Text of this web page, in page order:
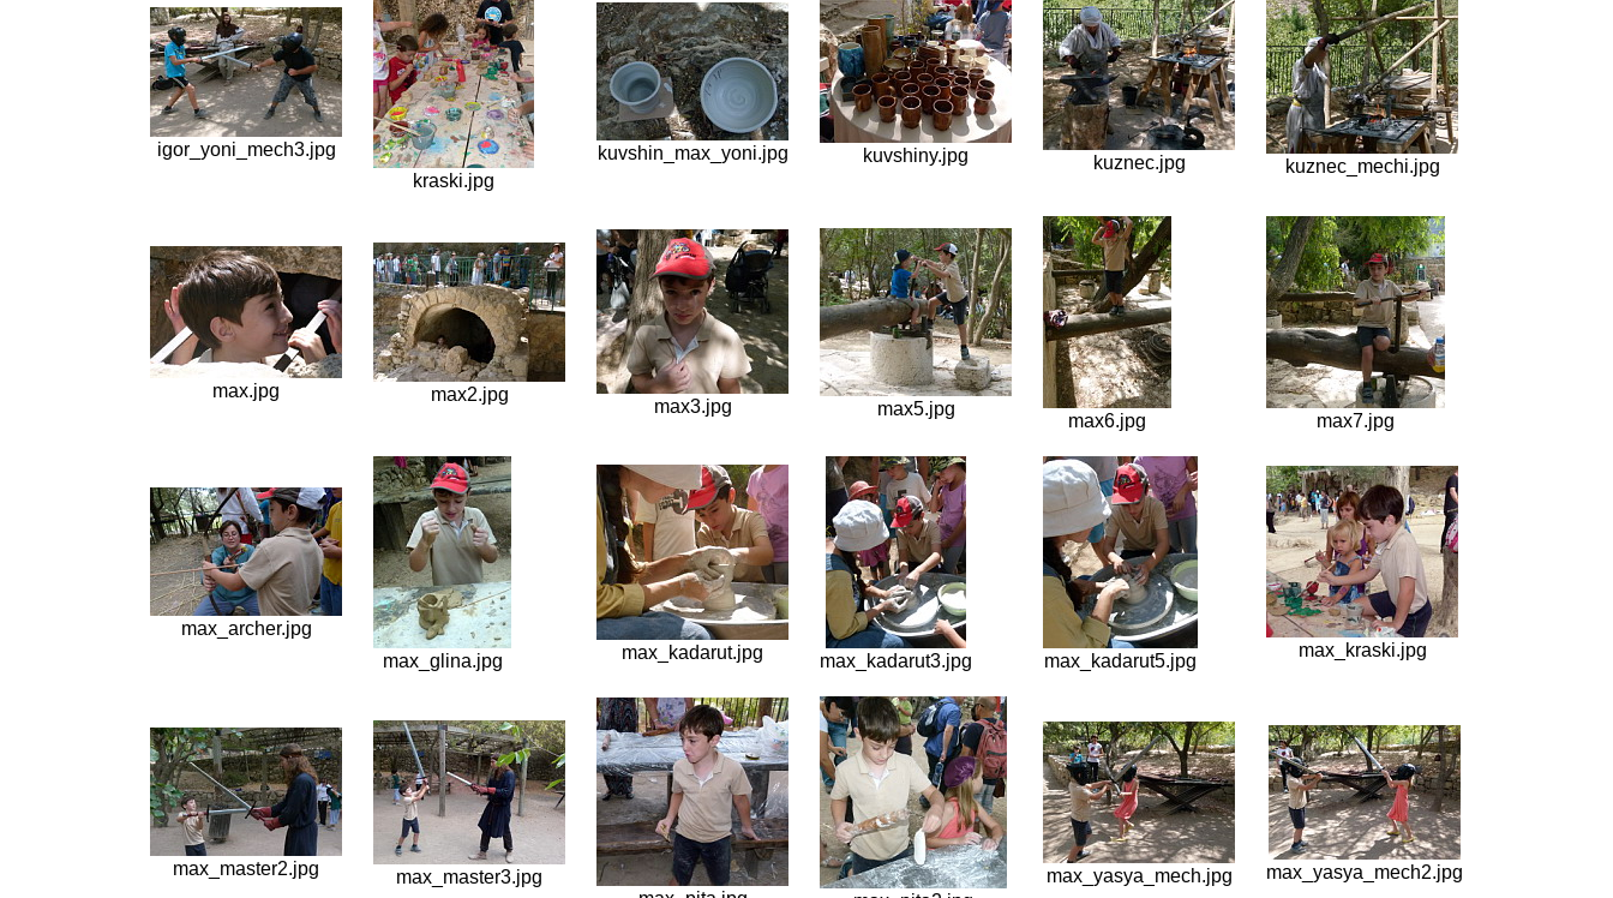
igor_yoni_mech3.jpg
kraski.jpg
kuvshin_max_yoni.jpg kuvshiny.jpg kuznec.jpg kuznec_mechi.jpg
max.jpg max2.jpg
max3.jpg max5.jpg
max6.jpg max7.jpg
max_archer.jpg
max_glina.jpg
max_kadarut.jpg max_kadarut3.jpg max_kadarut5.jpg
max_kraski.jpg
max_master2.jpg
max_master3.jpg
max_yasya_mech.jpg max_yasya_mech2.jpg